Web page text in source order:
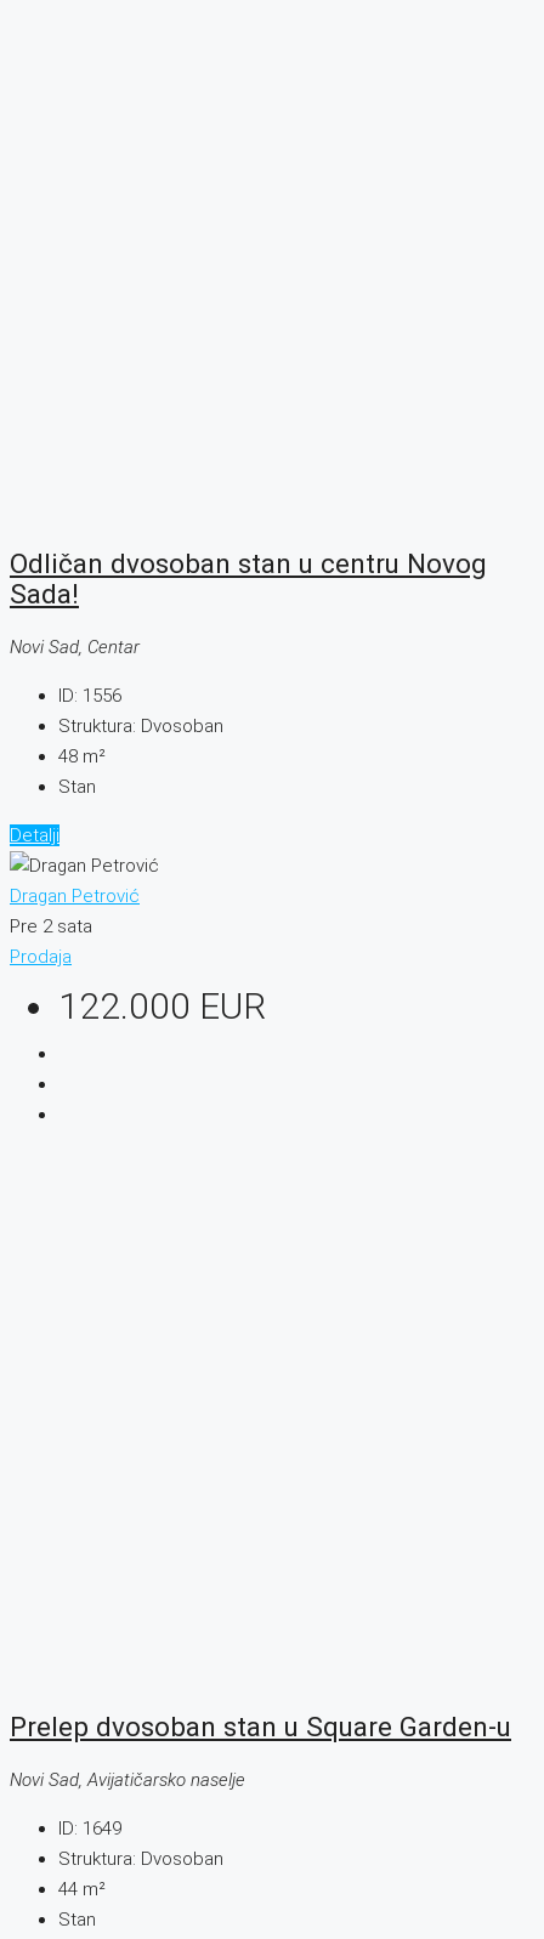
Odličan dvosoban stan u centru Novog
Sada!
Novi Sad, Centar
ID: 1556
Struktura: Dvosoban
48 m²
Stan
Detalji
Dragan Petrović
Pre 2 sata
Prodaja
122.000 EUR
Prelep dvosoban stan u Square Garden-u
Novi Sad, Avijatičarsko naselje
ID: 1649
Struktura: Dvosoban
44 m²
Stan